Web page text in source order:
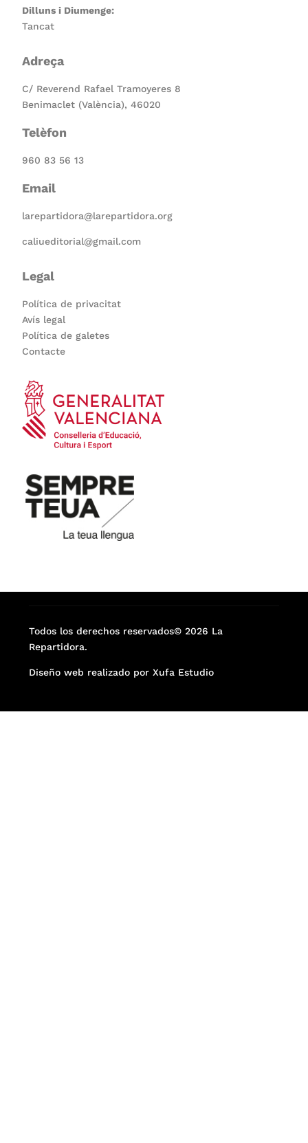
Dilluns i Diumenge:
Tancat
Adreça
C/ Reverend Rafael Tramoyeres 8
Benimaclet (València), 46020
Telèfon
960 83 56 13
Email
larepartidora@larepartidora.org
caliueditorial@gmail.com
Legal
Política de privacitat
Avís legal
Política de galetes
Contacte
Todos los derechos reservados© 2026 La
Repartidora.
Diseño web realizado por Xufa Estudio